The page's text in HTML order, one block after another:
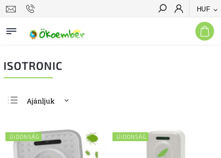
HUF
Keresés
ISOTRONIC
Ajánljuk
Legdrágább
Legnépszerűbb
termékek
ÚJDONSÁG ÚJDONSÁG